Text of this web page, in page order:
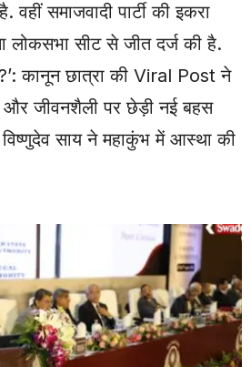
वहीं समाजवादी पार्टी की इकरा
लोकसभा सीट से जीत दर्ज की है.
कानून छात्रा की Viral Post ने
और जीवनशैली पर छेड़ी नई बहस
साय ने महाकुंभ में आस्था की